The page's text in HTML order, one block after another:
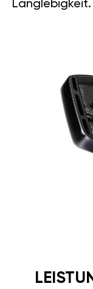
Langlebigkeit.